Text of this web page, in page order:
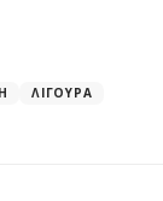
ΛΙΓΟΎΡΑ